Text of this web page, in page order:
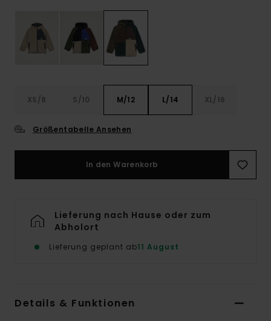
XS/8 S/10 M/12 L/14 XL/16
Größentabelle Ansehen
In den Warenkorb
Lieferung nach Hause oder zum
Abholort
Lieferung geplant ab11 August
Details & Funktionen